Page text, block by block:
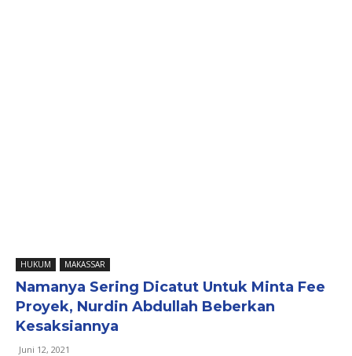
HUKUM MAKASSAR
Namanya Sering Dicatut Untuk Minta Fee
Proyek, Nurdin Abdullah Beberkan
Kesaksiannya
Juni 12, 2021